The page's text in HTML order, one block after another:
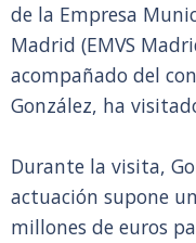
de la Empresa
Madrid (EMVS
acompañado del
González, ha
Durante la visita,
actuación supone
millones de euros